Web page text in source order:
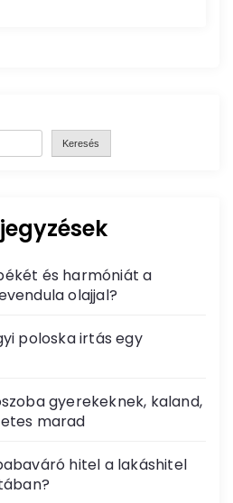
Keresés
és harmóniát a
olajjal?
poloska irtás egy
gyerekeknek, kaland,
marad
hitel a lakáshitel